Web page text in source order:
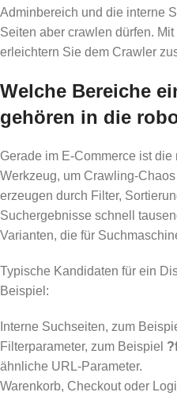
Adminbereich und die interne
Seiten aber crawlen dürfen.
erleichtern Sie dem Crawler
Welche Bereiche
gehören in die
Gerade im E-Commerce ist
Werkzeug, um Crawling-
erzeugen durch Filter,
Suchergebnisse schnell
Varianten, die für
Typische Kandidaten für ein
Beispiel:
Interne Suchseiten, zum
Filterparameter, zum Beispiel
ähnliche URL-Parameter.
Warenkorb, Checkout oder